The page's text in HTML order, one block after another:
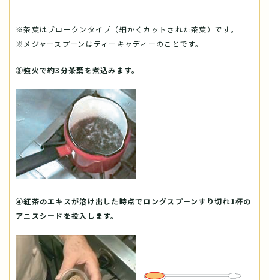
※茶葉はブロークンタイプ（細かくカットされた茶葉）です。
※メジャースプーンはティーキャディーのことです。
③強火で約3分茶葉を煮込みます。
④紅茶のエキスが溶け出した時点でロングスプーンすり切れ1杯の
アニスシードを投入します。